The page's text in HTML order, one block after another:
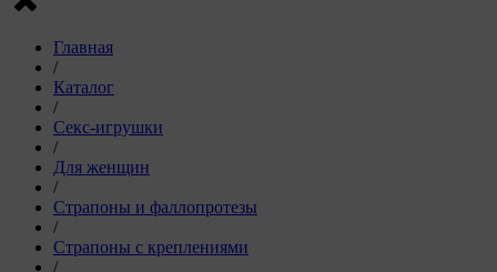
Главная
/
Каталог
/
Секс-игрушки
/
Для женщин
/
Страпоны и фаллопротезы
/
Страпоны с креплениями
/